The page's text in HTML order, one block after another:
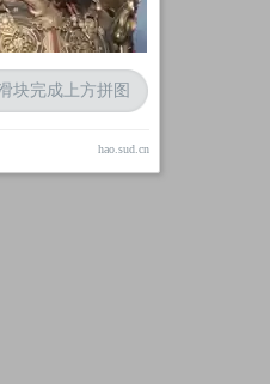
块完成上方拼图
hao.sud.cn